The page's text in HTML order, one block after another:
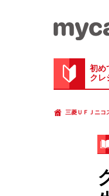
初め
クレ
三菱ＵＦＪニコ